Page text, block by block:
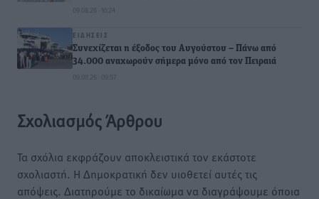
09.08.26 · 10:24
ΕΙΔΉΣΕΙΣ
Συνεχίζεται η έξοδος του Αυγούστου – Πάνω από
34.000 αναχωρούν σήμερα μόνο από τον Πειραιά
09.08.26 · 09:57
Σχολιασμός Άρθρου
Τα σχόλια εκφράζουν αποκλειστικά τον εκάστοτε
σχολιαστή. Η Δημοκρατική δεν υιοθετεί αυτές τις
απόψεις. Διατηρούμε το δικαίωμα να διαγράψουμε όποια